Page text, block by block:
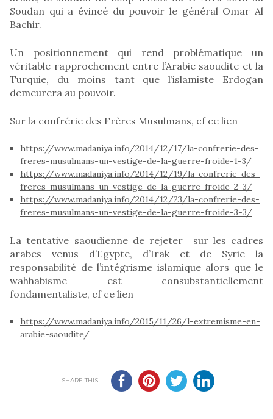
Soudan qui a évincé du pouvoir le général Omar Al
Bachir.
Un positionnement qui rend problématique un
véritable rapprochement entre l’Arabie saoudite et la
Turquie, du moins tant que l’islamiste Erdogan
demeurera au pouvoir.
Sur la confrérie des Frères Musulmans, cf ce lien
https://www.madaniya.info/2014/12/17/la-confrerie-des-
freres-musulmans-un-vestige-de-la-guerre-froide-1-3/
https://www.madaniya.info/2014/12/19/la-confrerie-des-
freres-musulmans-un-vestige-de-la-guerre-froide-2-3/
https://www.madaniya.info/2014/12/23/la-confrerie-des-
freres-musulmans-un-vestige-de-la-guerre-froide-3-3/
La tentative saoudienne de rejeter sur les cadres
arabes venus d’Egypte, d’Irak et de Syrie la
responsabilité de l’intégrisme islamique alors que le
wahhabisme est consubstantiellement
fondamentaliste, cf ce lien
https://www.madaniya.info/2015/11/26/l-extremisme-en-
arabie-saoudite/
SHARE THIS...